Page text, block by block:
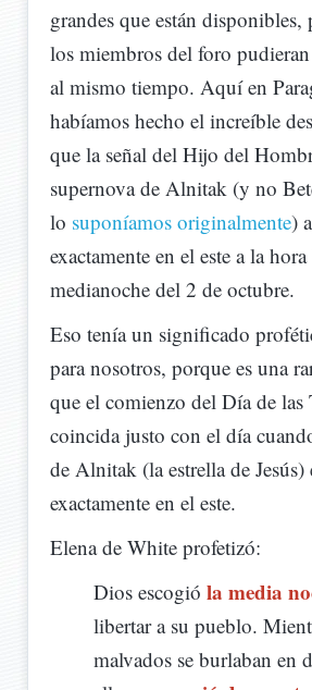
grandes que están disponibles,
los miembros del foro
al mismo tiempo. Aquí en
habíamos hecho el increíble
que la señal del Hijo del
supernova de Alnitak (y no
lo suponíamos originalmente)
exactamente en el este a la
medianoche del 2 de octubre.
Eso tenía un significado
para nosotros, porque es una
que el comienzo del Día de las
coincida justo con el día
de Alnitak (la estrella de Jesús)
exactamente en el este.
Elena de White profetizó:
Dios escogió la media
libertar a su pueblo.
malvados se burlaban en